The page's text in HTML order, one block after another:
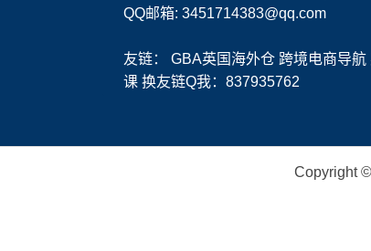
QQ邮箱: 3451714383@qq.com
友链： GBA英国海外仓 跨境电商导航
课 换友链Q我：837935762
Copyright